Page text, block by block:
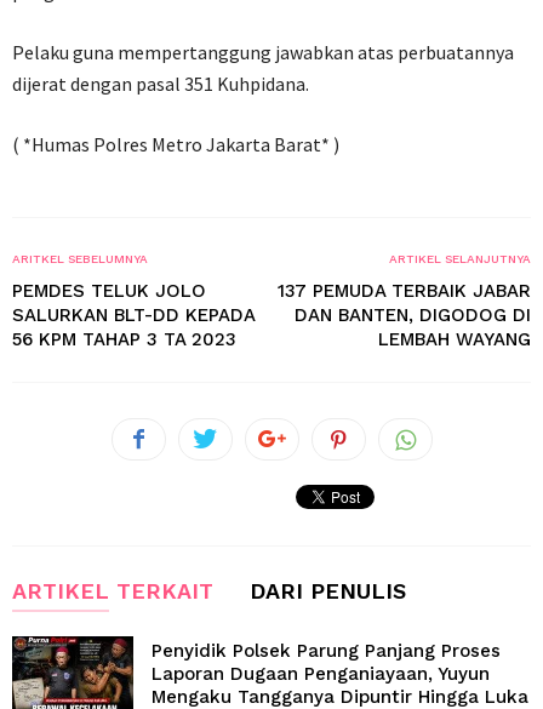
Pelaku guna mempertanggung jawabkan atas perbuatannya
dijerat dengan pasal 351 Kuhpidana.
( *Humas Polres Metro Jakarta Barat* )
ARITKEL SEBELUMNYA
PEMDES TELUK JOLO
SALURKAN BLT-DD KEPADA
56 KPM TAHAP 3 TA 2023
ARTIKEL SELANJUTNYA
137 PEMUDA TERBAIK JABAR
DAN BANTEN, DIGODOG DI
LEMBAH WAYANG
ARTIKEL TERKAIT DARI PENULIS
Penyidik Polsek Parung Panjang Proses
Laporan Dugaan Penganiayaan, Yuyun
Mengaku Tangganya Dipuntir Hingga Luka